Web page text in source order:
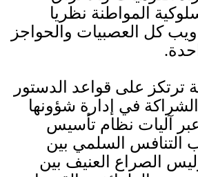
المواطنة نظريا
كل العصبيات والحواجز
.
ترتكز على قواعد الدستور
في إدارة شؤونها
عبر آليات نظام تأسيس
التنافس السلمي بين
الصراع العنيف بين